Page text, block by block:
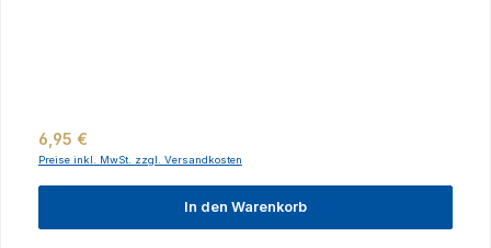
Regulärer Preis:
6,95 €
Preise inkl. MwSt. zzgl. Versandkosten
In den Warenkorb